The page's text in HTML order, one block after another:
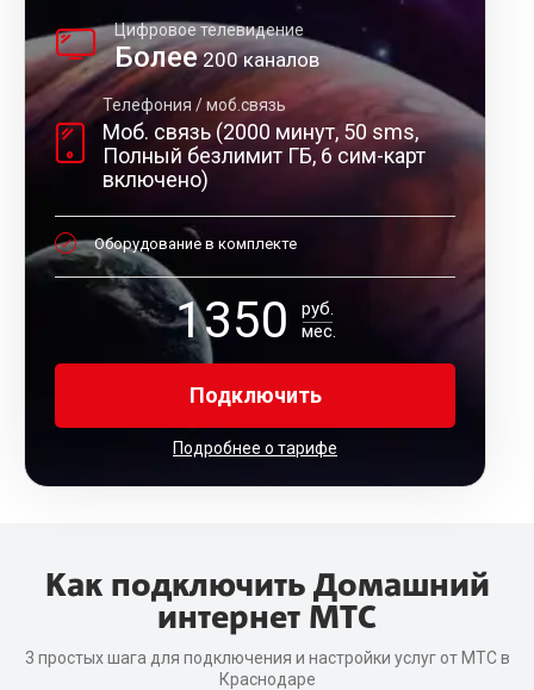
Более200 каналов
Цифровое телевидение
Моб. связь (2000 минут, 50 sms,
Полный безлимит ГБ, 6 сим-карт
включено)
Телефония / моб.связь
Оборудование в комплекте
1350
руб.
мес.
Подключить
Подробнее о тарифе
Как подключить Домашний
интернет МТС
3 простых шага для подключения и настройки услуг от МТС в
Краснодаре